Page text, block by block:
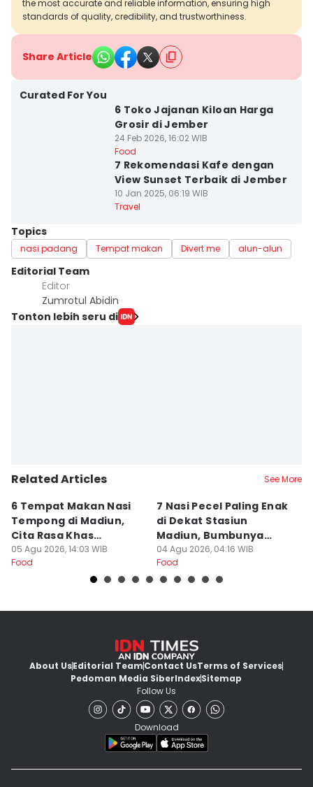
the most accurate and reliable information, ensuring high
standards of quality, credibility, and trustworthiness.
Share Article
Curated For You
6 Toko Jajanan Kiloan Harga
Grosir di Jember
24 Feb 2026, 16:02 WIB
Food
7 Rekomendasi Kafe dengan
View Sunset Terbaik di Jember
10 Jan 2025, 06:19 WIB
Travel
Topics
nasi padang Tempat makan Divert me alun-alun
Editorial Team
Editor
Zumrotul Abidin
Tonton lebih seru di
Related Articles See More
6 Tempat Makan Nasi
Tempong di Madiun,
Cita Rasa Khas
Banyuwangi
05 Agu 2026, 14:03 WIB
Food
7 Nasi Pecel Paling Enak
di Dekat Stasiun
Madiun, Bumbunya
Khas
04 Agu 2026, 04:16 WIB
Food
About UsEditorial TeamContact UsTerms of Services
Pedoman Media SiberIndexSitemap
Follow Us
Download